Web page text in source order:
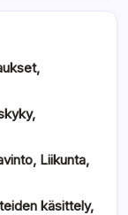
Liikunta,
käsittely,